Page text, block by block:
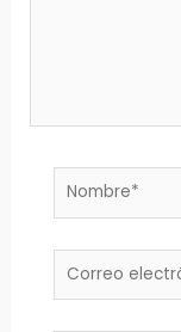
Nombre*
Correo
electrónico*